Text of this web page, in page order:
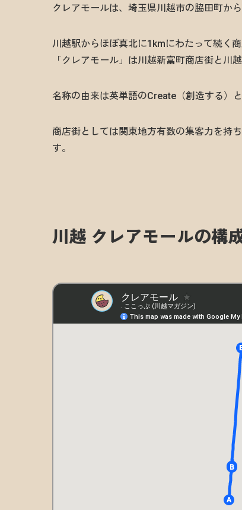
クレアモールは、埼玉県川越市の脇田町か
川越駅からほぼ真北に1kmにわたって続く商
「クレアモール」は川越新富町商店街と川
名称の由来は英単語のCreate（創造する）
商店街としては関東地方有数の集客力を持
す。
川越 クレアモールの構